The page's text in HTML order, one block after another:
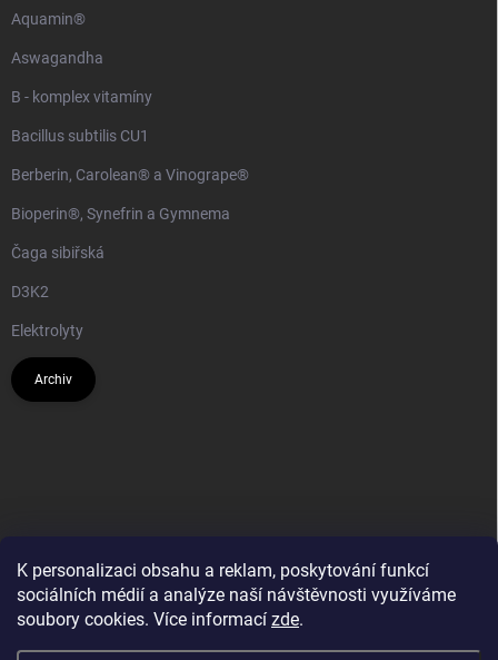
K personalizaci obsahu a reklam, poskytování funkcí
sociálních médií a analýze naší návštěvnosti využíváme
soubory cookies. Více informací zde.
Aquamin®
Aswagandha
B - komplex vitamíny
Bacillus subtilis CU1
Berberin, Carolean® a Vinogrape®
Bioperin®, Synefrin a Gymnema
Čaga sibiřská
D3K2
Elektrolyty
Archiv